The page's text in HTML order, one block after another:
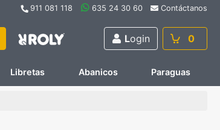
911 081 118 635 24 30 60 Contáctanos
Login 0
Libretas Abanicos Paraguas